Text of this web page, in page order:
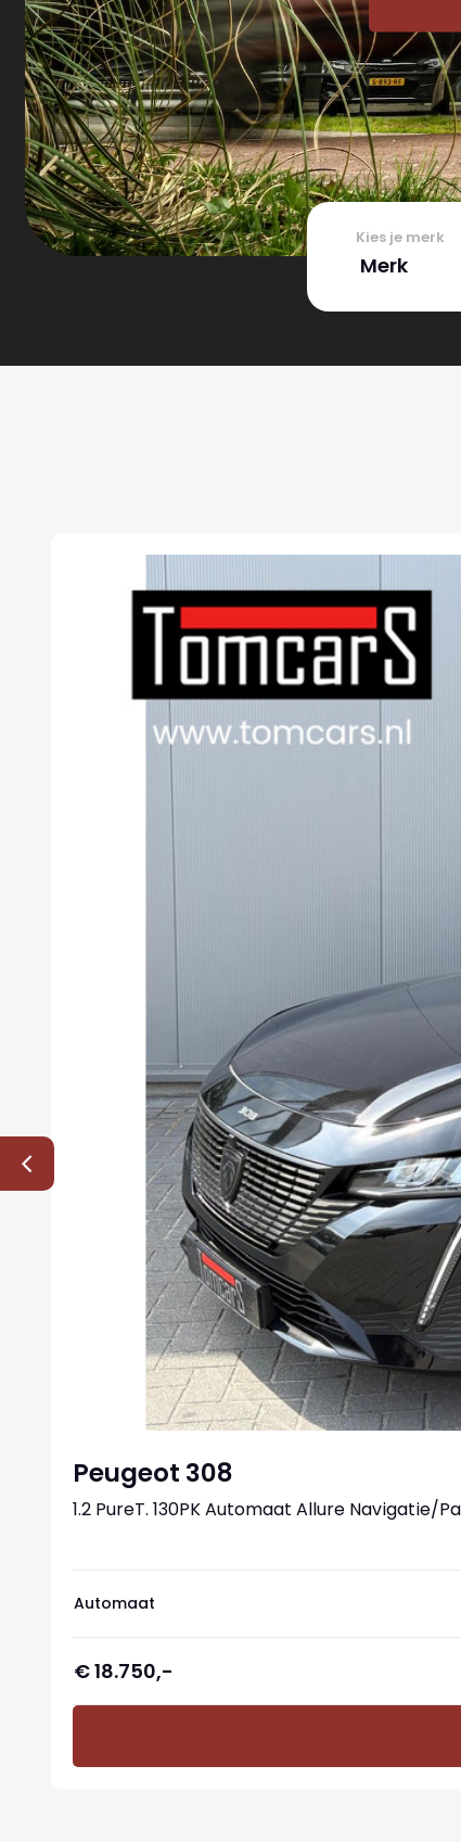
Kies je merk
Peugeot 308
1.2 PureT. 130PK Automaat Allure
Automaat
€ 18.750,-